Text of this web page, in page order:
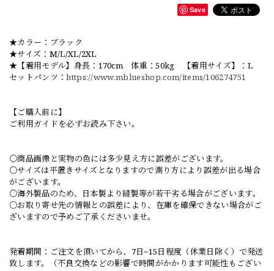
Save
★カラー：ブラック
★サイズ：M/L/XL/2XL
★【着用モデル】身長：170cm 体重：50kg 【着用サイズ】：L
セットパンツ：https://www.mblueshop.com/items/106274751
【ご購入前に】
ご利用ガイドを必ずお読み下さい。
○商品画像と実物の色には多少見え方に誤差がございます。
○サイズは平置きサイズとなりますので測り方により誤差が出る場合
がございます。
○海外製品のため、日本製より縫製等が若干劣る場合がございます。
○お取り寄せ先の情報との誤差により、在庫を確保できない場合がご
ざいますので予めご了承くださいませ。
発着期間：ご注文を頂いてから、7日~15日程度（休業日除く）で発送
致します。（不良交換などの影響で時間がかかります可能性もござい